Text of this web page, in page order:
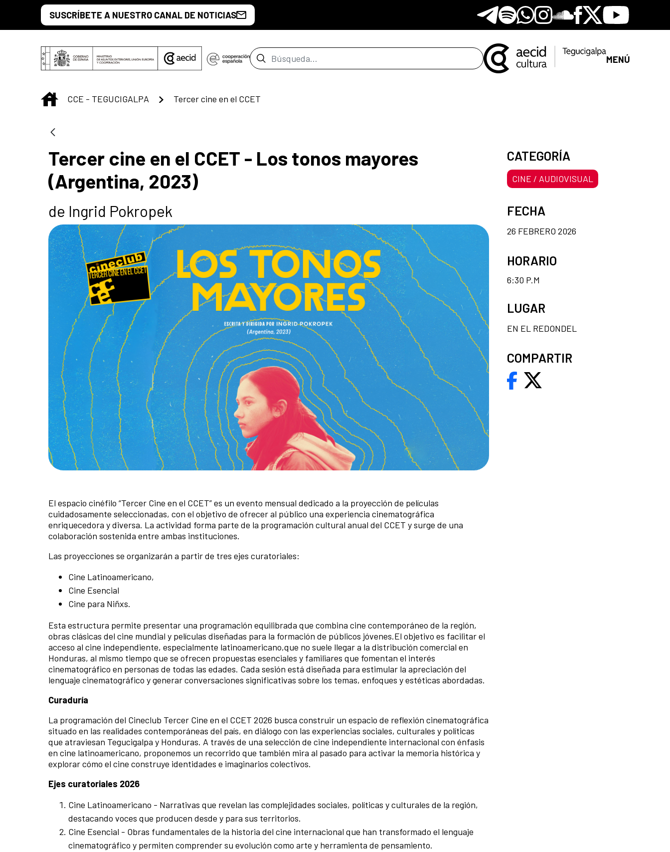
Saltar al contenido principal
SUSCRÍBETE A NUESTRO CANAL DE NOTICIAS Telegram
SpotifyWhatsapp
Instagram
Soundclore
Facebook
X Youtube
Barra de búsqueda MENÚ
INICIO
CCE - TEGUCIGALPA Tercer cine en el CCET
Tercer cine en el CCET - Los tonos mayores
(Argentina, 2023)
de Ingrid Pokropek
El espacio cinéfilo “Tercer Cine en el CCET” es un evento mensual dedicado a la proyección de películas
cuidadosamente seleccionadas, con el objetivo de ofrecer al público una experiencia cinematográfica
enriquecedora y diversa. La actividad forma parte de la programación cultural anual del CCET y surge de una
colaboración sostenida entre ambas instituciones.
Las proyecciones se organizarán a partir de tres ejes curatoriales:
Cine Latinoamericano,
Cine Esencial
Cine para Niñxs.
Esta estructura permite presentar una programación equilibrada que combina cine contemporáneo de la región,
obras clásicas del cine mundial y películas diseñadas para la formación de públicos jóvenes.El objetivo es facilitar el
acceso al cine independiente, especialmente latinoamericano,que no suele llegar a la distribución comercial en
Honduras, al mismo tiempo que se ofrecen propuestas esenciales y familiares que fomentan el interés
cinematográfico en personas de todas las edades. Cada sesión está diseñada para estimular la apreciación del
lenguaje cinematográfico y generar conversaciones significativas sobre los temas, enfoques y estéticas abordadas.
Curaduría
La programación del Cineclub Tercer Cine en el CCET 2026 busca construir un espacio de reflexión cinematográfica
situado en las realidades contemporáneas del país, en diálogo con las experiencias sociales, culturales y políticas
que atraviesan Tegucigalpa y Honduras. A través de una selección de cine independiente internacional con énfasis
en cine latinoamericano, proponemos un recorrido que también mira al pasado para activar la memoria histórica y
explorar cómo el cine construye identidades e imaginarios colectivos.
Ejes curatoriales 2026
Cine Latinoamericano - Narrativas que revelan las complejidades sociales, políticas y culturales de la región,
destacando voces que producen desde y para sus territorios.
Cine Esencial - Obras fundamentales de la historia del cine internacional que han transformado el lenguaje
cinematográfico y permiten comprender su evolución como arte y herramienta de pensamiento.
CATEGORÍA
CINE / AUDIOVISUAL
FECHA
26 FEBRERO 2026
HORARIO
6:30 P.M
LUGAR
EN EL REDONDEL
COMPARTIR